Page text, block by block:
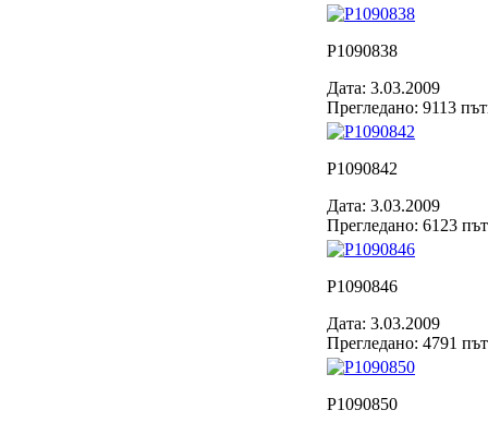
P1090838
Дата: 3.03.2009
Прегледано: 9113
P1090842
Дата: 3.03.2009
Прегледано: 6123
P1090846
Дата: 3.03.2009
Прегледано: 4791
P1090850